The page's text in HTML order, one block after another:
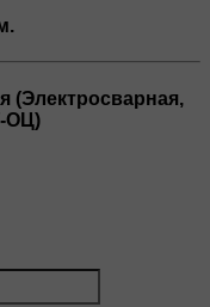
(Электросварная,
ОЦ)